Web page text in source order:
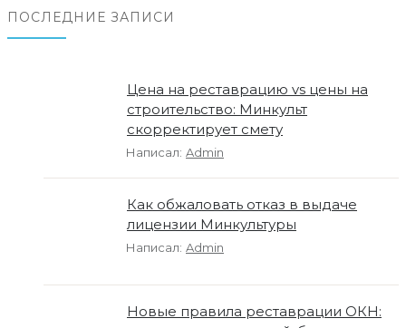
ПОСЛЕДНИЕ ЗАПИСИ
Цена на реставрацию vs цены на
строительство: Минкульт
скорректирует смету
Написал: Admin
Как обжаловать отказ в выдаче
лицензии Минкультуры
Написал: Admin
Новые правила реставрации ОКН: